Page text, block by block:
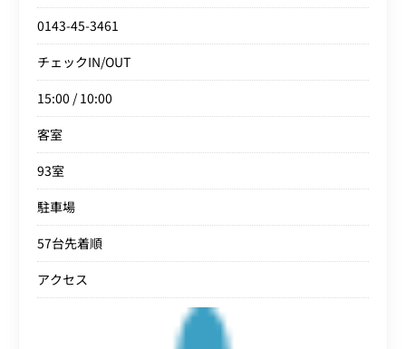
0143-45-3461
チェックIN/OUT
15:00 / 10:00
客室
93室
駐車場
57台先着順
アクセス